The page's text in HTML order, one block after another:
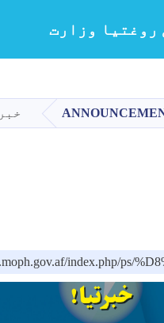
دانګل
روغتیا وزارت
index.php/ps/